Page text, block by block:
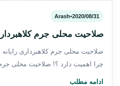
2020/08/31
•
Arash
صلاحیت محلی جرم
صلاحیت محلی جرم کلاهبرداری
چرا اهمیت دارد ؟! صلاحیت محلی جرم
ادامه مطلب